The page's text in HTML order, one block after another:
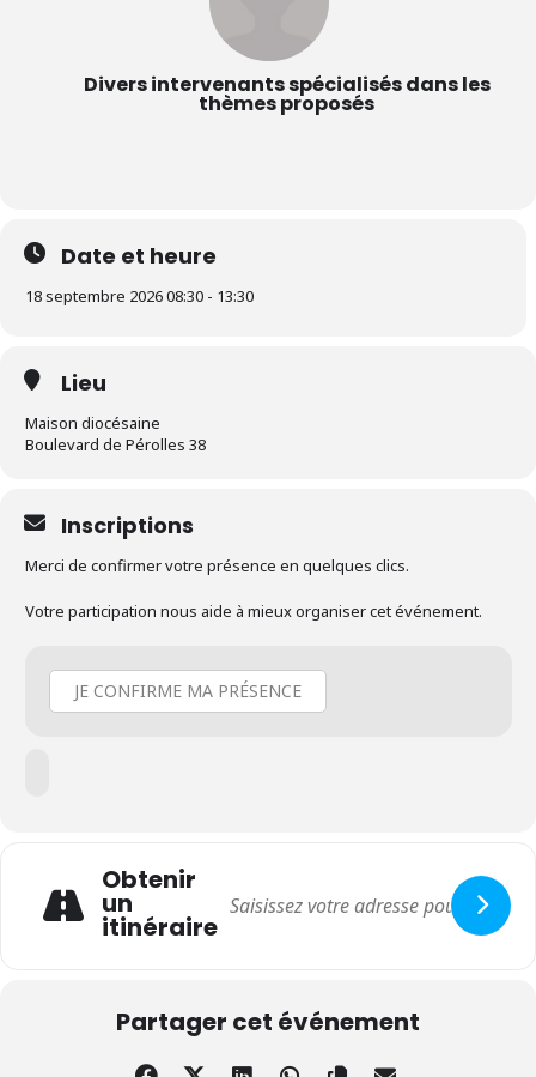
Divers intervenants spécialisés dans les
thèmes proposés
Date et heure
18 septembre 2026 08:30 - 13:30
Lieu
Maison diocésaine
Boulevard de Pérolles 38
Inscriptions
Merci de confirmer votre présence en quelques clics.
Votre participation nous aide à mieux organiser cet événement.
JE CONFIRME MA PRÉSENCE
Obtenir
un
itinéraire
Partager cet événement